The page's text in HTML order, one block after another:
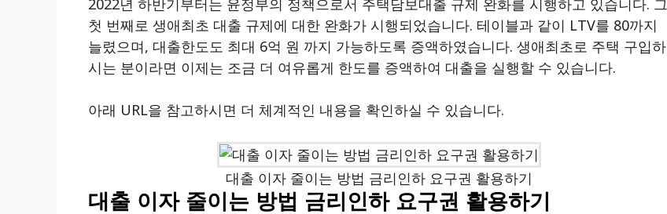
첫 번째로 생애최초 대출 규제에 대한 완화가 시행되었습니다. 테이블과 같이 LTV를 80까지
늘렸으며, 대출한도도 최대 6억 원 까지 가능하도록 증액하였습니다. 생애최초로 주택 구입하
시는 분이라면 이제는 조금 더 여유롭게 한도를 증액하여 대출을 실행할 수 있습니다.
아래 URL을 참고하시면 더 체계적인 내용을 확인하실 수 있습니다.
대출 이자 줄이는 방법 금리인하 요구권 활용하기
대출 이자 줄이는 방법 금리인하 요구권 활용하기